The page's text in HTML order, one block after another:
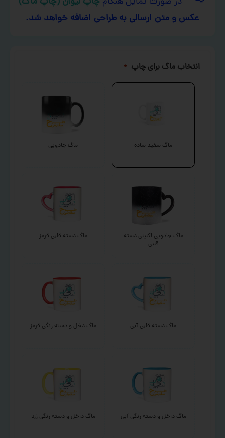
عکس و متن ارسالی به طراحی اضافه خواهد شد.
انتخاب ماگ برای چاپ *
ماگ سفید ساده ماگ جادویی
ماگ جادویی اکلیلی دسته
قلبی
ماگ دسته قلبی قرمز
ماگ دسته قلبی آبی ماگ دخل و دسته رنگی قرمز
ماگ داخل و دسته رنگی آبی ماگ داخل و دسته رنگی زرد